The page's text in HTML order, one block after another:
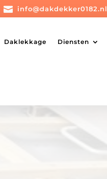
 info@dakdekker0182.nl
Daklekkage Diensten